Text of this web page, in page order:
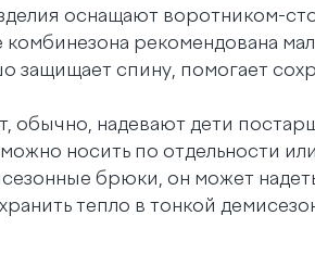
оснащают воротником-
комбинезона рекомендована
защищает спину, помогает
обычно, надевают дети
носить по отдельности
брюки, он может
тепло в тонкой